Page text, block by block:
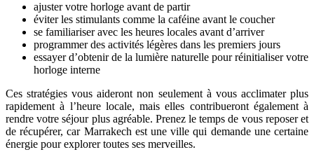
ajuster votre horloge avant de partir
éviter les stimulants comme la caféine avant le coucher
se familiariser avec les heures locales avant d’arriver
programmer des activités légères dans les premiers jours
essayer d’obtenir de la lumière naturelle pour réinitialiser votre
horloge interne
Ces stratégies vous aideront non seulement à vous acclimater plus
rapidement à l’heure locale, mais elles contribueront également à
rendre votre séjour plus agréable. Prenez le temps de vous reposer et
de récupérer, car Marrakech est une ville qui demande une certaine
énergie pour explorer toutes ses merveilles.